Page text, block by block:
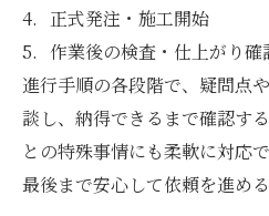
正式発注・施工開始
作業後の検査・仕上がり確
進行手順の各段階で、疑問点
談し、納得できるまで確認す
との特殊事情にも柔軟に対応
最後まで安心して依頼を進め